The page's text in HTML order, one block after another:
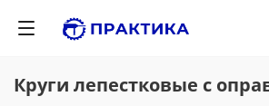
Круги лепестковые с